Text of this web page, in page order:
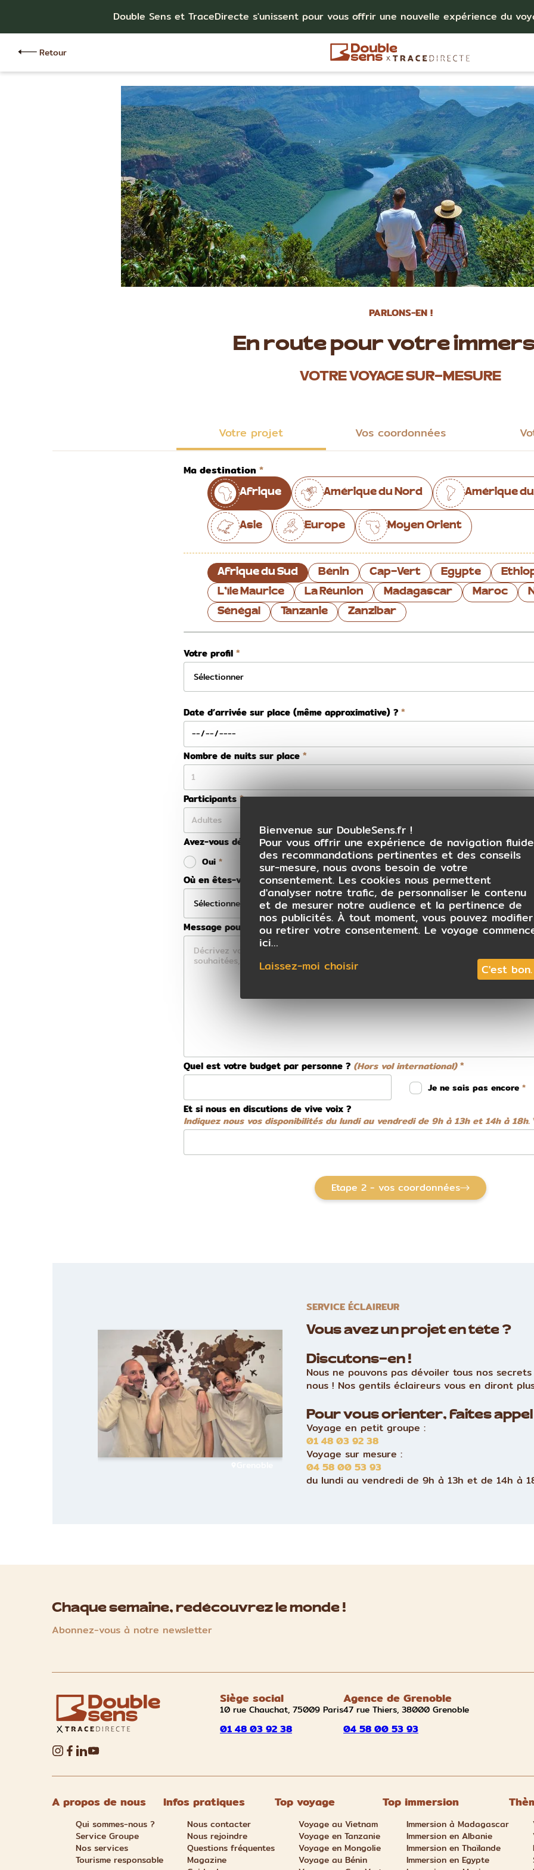
Double Sens et TraceDirecte s'unissent pour vous offrir une nouvelle expérience du
Retour
PARLONS-EN !
En route pour votre
VOTRE VOYAGE SUR-MESURE
Votre projet Vos coordonnées
Ma destination
Afrique Amérique du Nord Amérique du
Asie Europe Moyen Orient
Afrique du Sud Bénin Cap-Vert Egypte
L'île Maurice La Réunion Madagascar Maroc
Sénégal Tanzanie Zanzibar
Votre profil
Date d’arrivée sur place (même approximative) ?
Nombre de nuits sur place
Participants
Avez-vous déjà réservé un vol international ?
Oui Non
Où en êtes-vous dans la préparation de votre voyage ?
Message pour votre conseiller
Quel est votre budget par personne ? (Hors vol international)
Je ne sais pas encore
Et si nous en discutions de vive voix ?
Indiquez nous vos disponibilités du lundi au vendredi de 9h à 13h et 14h à 18h.
Etape 2 - vos coordonnées
Grenoble
SERVICE ÉCLAIREUR
Vous avez un projet en tête ?
Discutons-en !
Nous ne pouvons pas dévoiler tous nos
nous ! Nos gentils éclaireurs vous en diront
Pour vous orienter, faites appel
Voyage en petit groupe :
01 48 03 92 38
Voyage sur mesure :
04 58 00 53 93
du lundi au vendredi de 9h à 13h et de 14h à
Chaque semaine, redécouvrez le monde !
Abonnez-vous à notre newsletter
Siège social
10 rue Chauchat, 75009 Paris
01 48 03 92 38
Agence de Grenoble
47 rue Thiers, 38000 Grenoble
04 58 00 53 93
A propos de nous
Qui sommes-nous ?
Service Groupe
Nos services
Tourisme responsable
Infos pratiques
Nous contacter
Nous rejoindre
Questions fréquentes
Magazine
Top voyage
Voyage au Vietnam
Voyage en Tanzanie
Voyage en Mongolie
Voyage au Bénin
Top immersion
Immersion à Madagascar
Immersion en Albanie
Immersion en Thaïlande
Immersion en Egypte
Bienvenue sur DoubleSens.fr !
Pour vous offrir une expérience de navigation
des recommandations pertinentes et des conseils
sur-mesure, nous avons besoin de votre
consentement. Les cookies nous permettent
d'analyser notre trafic, de personnaliser le contenu
et de mesurer notre audience et la pertinence de
nos publicités. À tout moment, vous pouvez modifier
ou retirer votre consentement. Le voyage
ici…
Laissez-moi choisir
C'est bon.